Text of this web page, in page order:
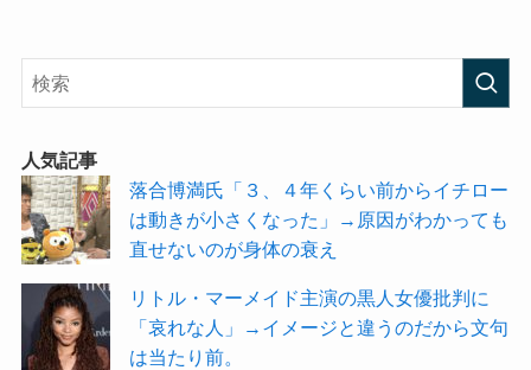
人気記事
落合博満氏「３、４年くらい前からイチロー
は動きが小さくなった」→原因がわかっても
直せないのが身体の衰え
リトル・マーメイド主演の黒人女優批判に
「哀れな人」→イメージと違うのだから文句
は当たり前。